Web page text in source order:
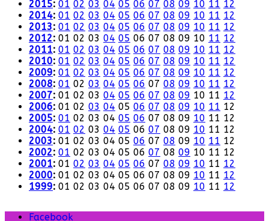
2015: 01 02 03 04 05 06 07 08 09 10 11 12
2014: 01 02 03 04 05 06 07 08 09 10 11 12
2013: 01 02 03 04 05 06 07 08 09 10 11 12
2012: 01 02 03 04 05 06 07 08 09 10 11 12
2011: 01 02 03 04 05 06 07 08 09 10 11 12
2010: 01 02 03 04 05 06 07 08 09 10 11 12
2009: 01 02 03 04 05 06 07 08 09 10 11 12
2008: 01 02 03 04 05 06 07 08 09 10 11 12
2007: 01 02 03 04 05 06 07 08 09 10 11 12
2006: 01 02 03 04 05 06 07 08 09 10 11 12
2005: 01 02 03 04 05 06 07 08 09 10 11 12
2004: 01 02 03 04 05 06 07 08 09 10 11 12
2003: 01 02 03 04 05 06 07 08 09 10 11 12
2002: 01 02 03 04 05 06 07 08 09 10 11 12
2001: 01 02 03 04 05 06 07 08 09 10 11 12
2000: 01 02 03 04 05 06 07 08 09 10 11 12
1999: 01 02 03 04 05 06 07 08 09 10 11 12
Facebook